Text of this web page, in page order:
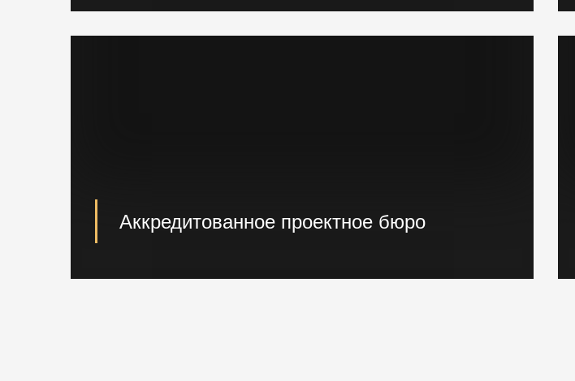
и доставка на ваш объект.
Аккредитованное проектное бюро
проектирование возводимых конструкций в кратчайшие сроки.